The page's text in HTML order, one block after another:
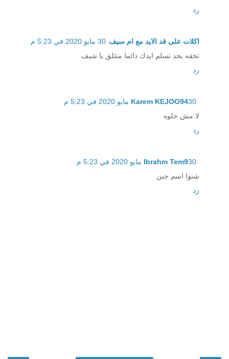
رد
اكلات على قد الايد مع ام سيف 30 مايو 2020 في 5:23 م
تحفه بجد تسلم ايدك دائما متئلق يا شيف
رد
Karem KEJOO9430 مايو 2020 في 5:23 م
لا مش حلوه
رد
Ibrahm Tem930 مايو 2020 في 5:23 م
شنوا اسم جبن
رد